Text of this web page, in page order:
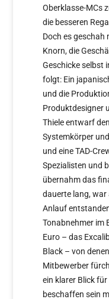
Oberklasse-MCs
die besseren
Doch es geschah
Knorn, die
Geschicke selbst
folgt: Ein
und die
Produktdesigner
Thiele entwarf
Systemkörper
und eine TAD-
Spezialisten und
übernahm das
dauerte lang, war
Anlauf
Tonabnehmer im
Euro – das
Black – von
Mitbewerber
ein klarer Blick
beschaffen sein